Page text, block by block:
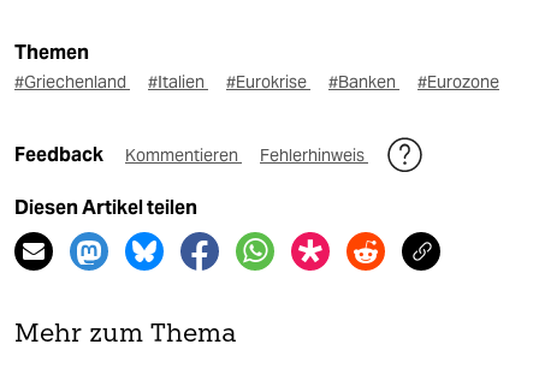
Themen
#Griechenland #Italien #Eurokrise #Banken #Eurozone
Feedback Kommentieren Fehlerhinweis
Diesen Artikel teilen
Mehr zum Thema